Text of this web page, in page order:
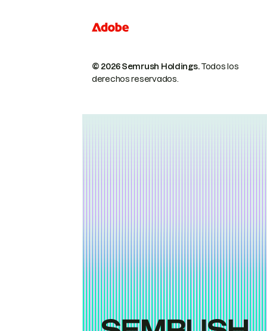
© 2026 Semrush Holdings.Todos los
derechos reservados.